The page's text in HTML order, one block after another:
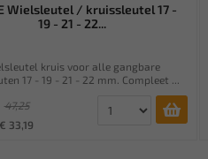
Wielsleutel / kruissleutel 17 -
19 - 21 - 22...
kruis voor alle gangbare
17 - 19 - 21 - 22 mm. Compleet ...
47,25
33,19